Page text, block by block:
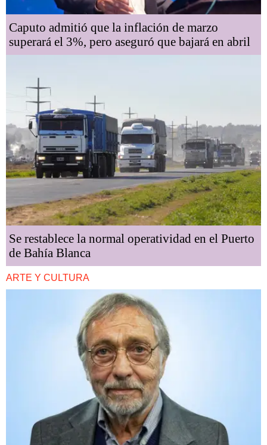
Caputo admitió que la inflación de marzo
superará el 3%, pero aseguró que bajará en abril
Se restablece la normal operatividad en el Puerto
de Bahía Blanca
ARTE Y CULTURA